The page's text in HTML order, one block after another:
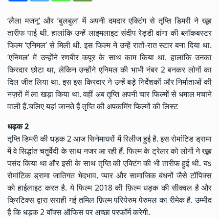
‘लैला मजनू’ और ‘बुलबुल’ में अपनी दमदार एक्टिंग से तृप्ति डिमरी ने खूब
तारीफ पाई थी. हालांकि उन्हें लाइमलाइट संदीप रेड्डी वांगा की ब्लॉकबस्टर
फिल्म ‘एनिमल’ से मिली थी. इस फिल्म ने उन्हें रातों-रात स्टार बना दिया था.
‘एनिमल’ में उन्होंने रणबीर कपूर के साथ काम किया था. हालांकि उनका
किरदार छोटा था, लेकिन उन्होंने एनिमल की भाभी नंबर 2 बनकर लोगों का
दिल जीत लिया था. इस इस किरदार ने उन्हें बड़े निर्देशकों और निर्माताओं की
नज़रों में ला खड़ा किया था. वहीं अब तृप्ति अपनी चार फिल्मों से धमाल मचाने
वाली हैं.चलिए यहां जानते हैं तृप्ति की अपकमिंग फिल्मों की लिस्ट
धड़क 2
तृप्ति डिमरी की धड़क 2 आज सिनेमाघरों में रिलीज हुई है. इस रोमांटिड ड्रामा
में वे सिद्धांत चतुर्वेदी के साथ नजर आ रही हैं. फिल्म के ट्रेलर को लोगों ने खूब
पसंद किया था और इसी के साथ तृप्ति की एक्टिंग की भी तारीफ हुई थी. यs
रोमांटिक ड्रामा जातिगत भेदभाव, प्यार और सामाजिक बंधनों जैसे टॉपिक्स
को हाईलाइट करत है. ये फिल्म 2018 की फ़िल्म धड़क की सीक्वल है और
क्रिटिक्स द्वारा सराही गई तमिल फ़िल्म परियेरुम पेरुमल का रीमेक है. उम्मीद
है कि धड़क 2 बॉक्स ऑफिस पर अच्छा परफॉर्म करेगी.